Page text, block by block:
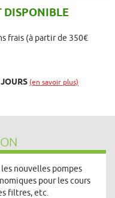
DISPONIBLE
frais (à partir de 350€
(en savoir plus)
nouvelles pompes
pour les cours
filtres, etc.